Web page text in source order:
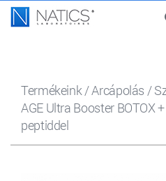
Termékeink/Arcápolás /
AGE Ultra Booster BOTOX
peptiddel